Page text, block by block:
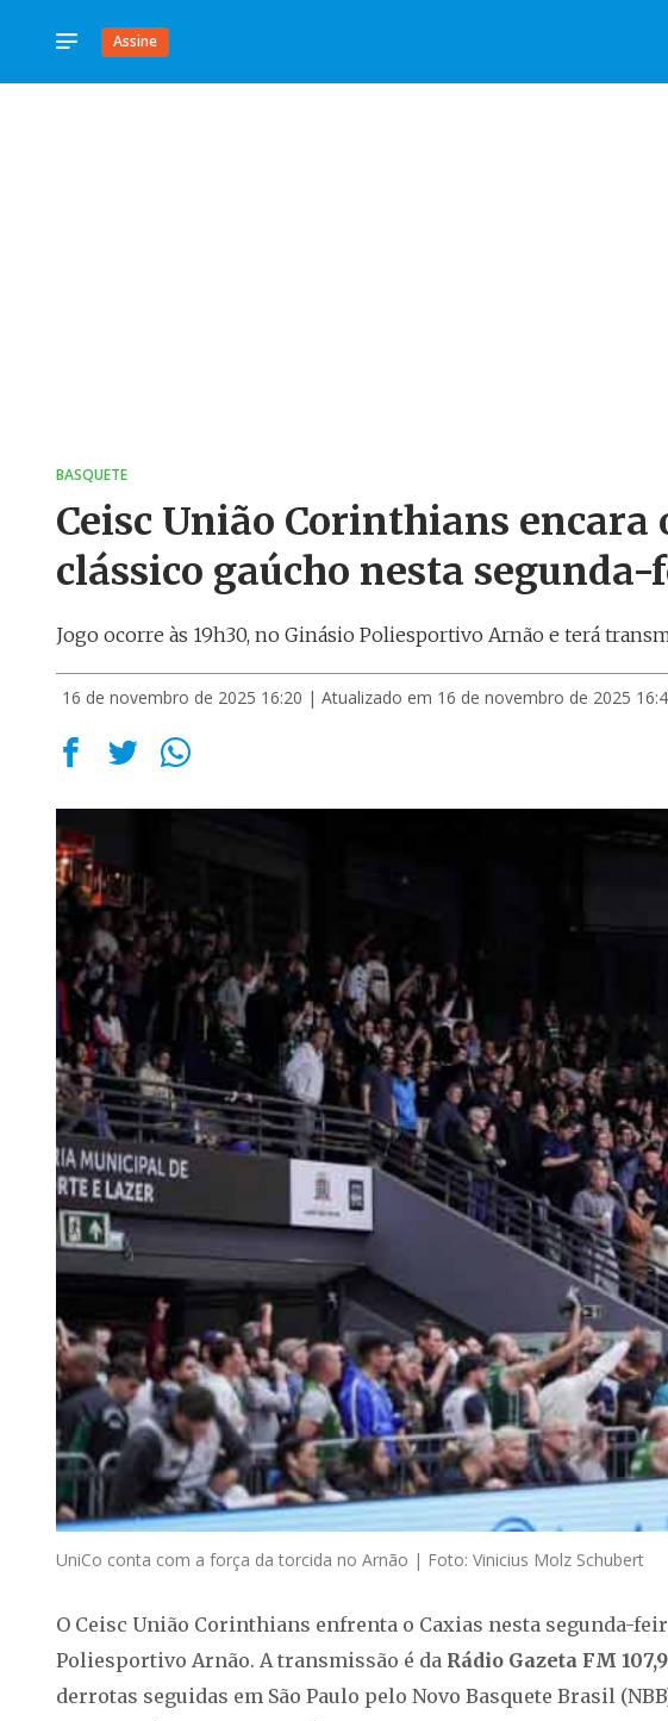
Assine
BASQUETE
Ceisc União Corinthians encara
clássico gaúcho nesta
Jogo ocorre às 19h30, no Ginásio Poliesportivo Arnão e terá
16 de novembro de 2025 16:20 | Atualizado em 16 de novembro de 2025
UniCo conta com a força da torcida no Arnão | Foto: Vinicius Molz Schubert
O Ceisc União Corinthians enfrenta o Caxias nesta segunda-
Poliesportivo Arnão. A transmissão é da Rádio Gazeta FM 107,9
derrotas seguidas em São Paulo pelo Novo Basquete Brasil